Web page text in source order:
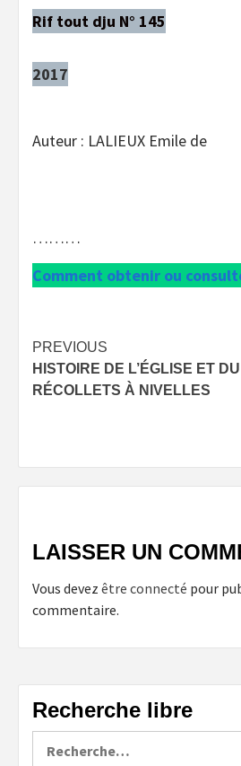
Rif tout dju N° 145
2017
Auteur : LALIEUX Emile de
………
Comment obtenir ou
Post
navigation
PREVIOUS
HISTOIRE DE L’ÉGLISE ET
RÉCOLLETS À NIVELLES
LAISSER UN
Vous devez être connecté pour
commentaire.
Recherche libre